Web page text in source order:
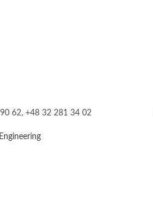
62, +48 32 281 34 02
Engineering